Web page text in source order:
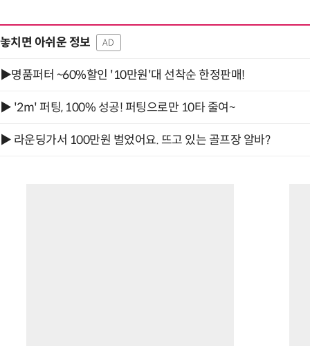
놓치면 아쉬운 정보 AD
▶명품퍼터 ~60%할인 '10만원'대 선착순 한정판매!
▶ '2m' 퍼팅, 100% 성공! 퍼팅으로만 10타 줄여~
▶ 라운딩가서 100만원 벌었어요. 뜨고 있는 골프장 알바?